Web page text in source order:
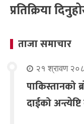
प्रतिक्रिया
ताजा समाचार
२१ श्रावण
पाकिस्तानको
दाईको